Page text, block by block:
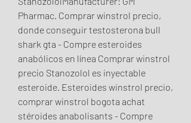
Pharmac. Comprar winstrol precio,
donde conseguir testosterona bull
shark gta - Compre esteroides
anabólicos en línea Comprar winstrol
precio Stanozolol es inyectable
esteroide. Esteroides winstrol precio,
comprar winstrol bogota achat
stéroides anabolisants - Compre